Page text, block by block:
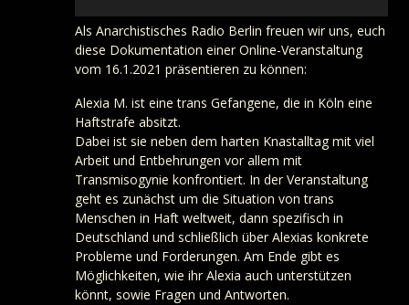
Als Anarchistisches Radio Berlin freuen wir uns, euch
diese Dokumentation einer Online-Veranstaltung
vom 16.1.2021 präsentieren zu können:
Alexia M. ist eine trans Gefangene, die in Köln eine
Haftstrafe absitzt.
Dabei ist sie neben dem harten Knastalltag mit viel
Arbeit und Entbehrungen vor allem mit
Transmisogynie konfrontiert. In der Veranstaltung
geht es zunächst um die Situation von trans
Menschen in Haft weltweit, dann spezifisch in
Deutschland und schließlich über Alexias konkrete
Probleme und Forderungen. Am Ende gibt es
Möglichkeiten, wie ihr Alexia auch unterstützen
könnt, sowie Fragen und Antworten.